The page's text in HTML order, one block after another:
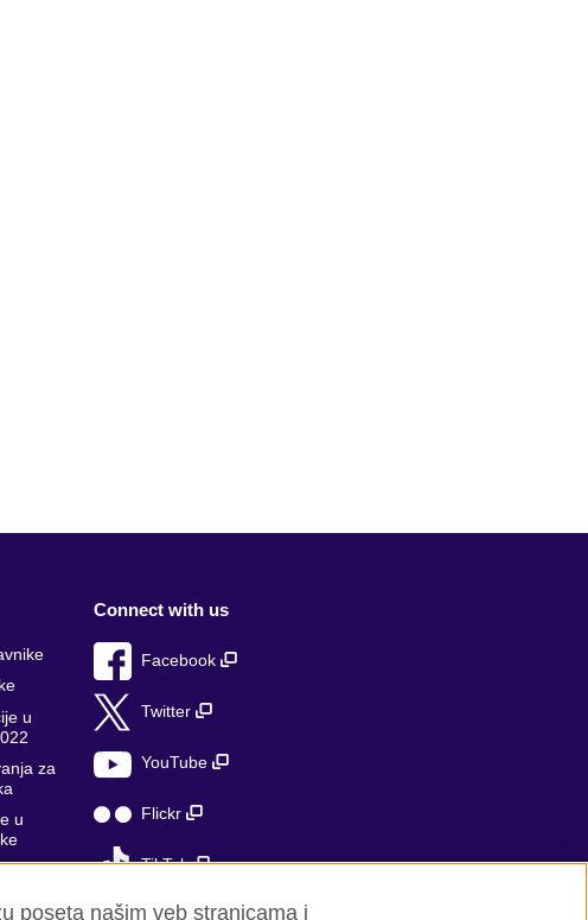
u
za
u
Connect with us
Facebook
Twitter
YouTube
Flickr
TikTok
poseta našim veb stranicama i